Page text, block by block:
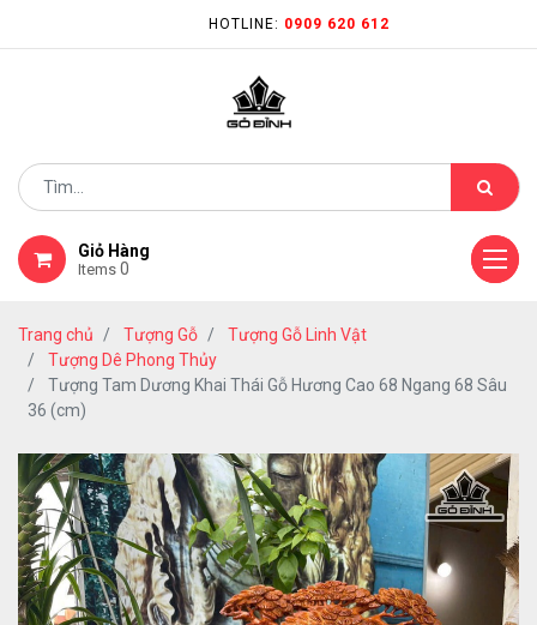
HOTLINE: 0909 620 612
Giỏ Hàng
Items 0
Trang chủ Tượng Gỗ
Tượng Gỗ Linh Vật
Tượng Dê Phong Thủy
Tượng Tam Dương Khai Thái Gỗ Hương Cao 68 Ngang 68 Sâu
36 (cm)